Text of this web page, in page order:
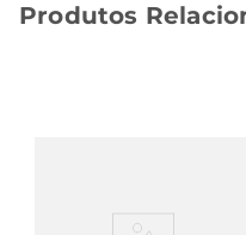
diferentes
livre de impurezas.
Produtos